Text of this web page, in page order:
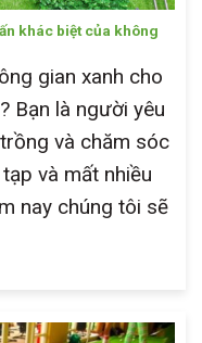
khác biệt của không
gian xanh cho
Bạn là người yêu
và chăm sóc
và mất nhiều
nay chúng tôi sẽ